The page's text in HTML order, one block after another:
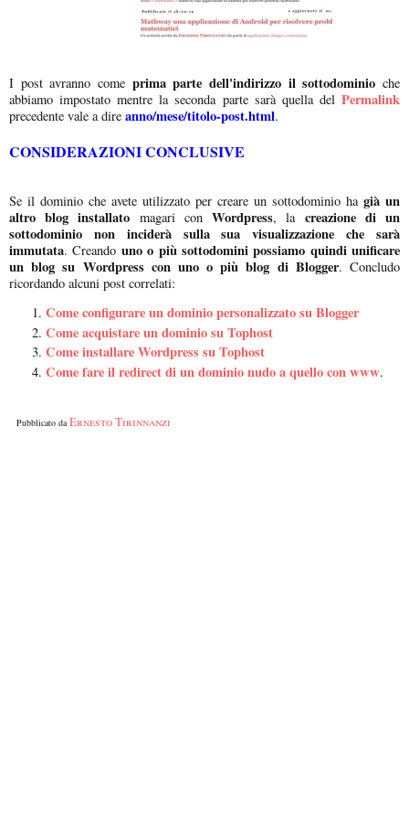
I post avranno come prima parte dell'indirizzo il sottodominio che
abbiamo impostato mentre la seconda parte sarà quella del Permalink
precedente vale a dire anno/mese/titolo-post.html.
CONSIDERAZIONI CONCLUSIVE
Se il dominio che avete utilizzato per creare un sottodominio ha già un
altro blog installato magari conWordpress, la creazione di un
sottodominio non inciderà sulla sua visualizzazione che sarà
immutata. Creando uno o più sottodomini possiamo quindi unificare
un blog su Wordpress con uno o più blog di Blogger. Concludo
ricordando alcuni post correlati:
Come configurare un dominio personalizzato su Blogger
Come acquistare un dominio su Tophost
Come installare Wordpress su Tophost
Come fare il redirect di un dominio nudo a quello con www.
Pubblicato daErnesto Tirinnanzi